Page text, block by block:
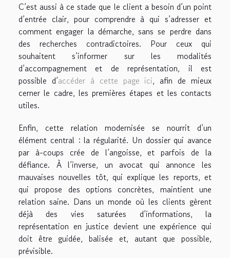
C’est aussi à ce stade que le client a besoin d’un point
d’entrée clair, pour comprendre à qui s’adresser et
comment engager la démarche, sans se perdre dans
des recherches contradictoires. Pour ceux qui
souhaitent s’informer sur les modalités
d’accompagnement et de représentation, il est
possible d’accéder à cette page ici, afin de mieux
cerner le cadre, les premières étapes et les contacts
utiles.
Enfin, cette relation modernisée se nourrit d’un
élément central : la régularité. Un dossier qui avance
par à-coups crée de l’angoisse, et parfois de la
défiance. À l’inverse, un avocat qui annonce les
mauvaises nouvelles tôt, qui explique les reports, et
qui propose des options concrètes, maintient une
relation saine. Dans un monde où les clients gèrent
déjà des vies saturées d’informations, la
représentation en justice devient une expérience qui
doit être guidée, balisée et, autant que possible,
prévisible.